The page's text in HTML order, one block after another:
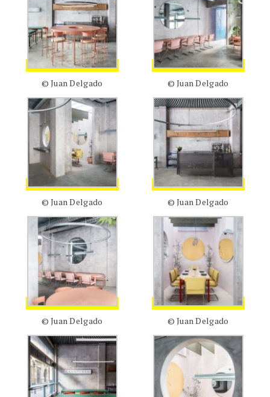
© Juan Delgado © Juan Delgado
© Juan Delgado © Juan Delgado
© Juan Delgado © Juan Delgado